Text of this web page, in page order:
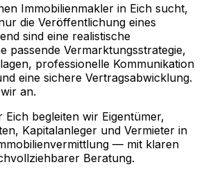
Immobilienmakler in Eich sucht,
die Veröffentlichung eines
sind eine realistische
passende Vermarktungsstrategie,
professionelle Kommunikation
eine sichere Vertragsabwicklung.
an.
Eich begleiten wir Eigentümer,
Kapitalanleger und Vermieter in
— mit klaren
Beratung.